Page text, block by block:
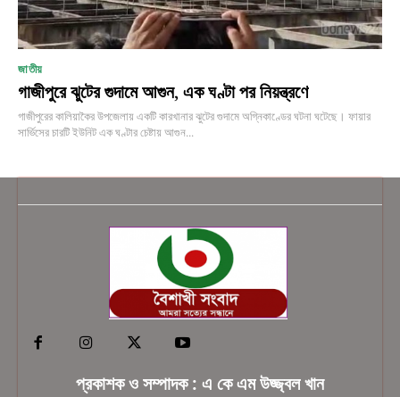
জাতীয়
গাজীপুরে ঝুটের গুদামে আগুন, এক ঘণ্টা পর নিয়ন্ত্রণে
গাজীপুরের কালিয়াকৈর উপজেলায় একটি কারখানার ঝুটের গুদামে অগ্নিকাণ্ডের ঘটনা ঘটেছে। ফায়ার
সার্ভিসের চারটি ইউনিট এক ঘণ্টার চেষ্টায় আগুন...
প্রকাশক ও সম্পাদক : এ কে এম উজ্জ্বল খান